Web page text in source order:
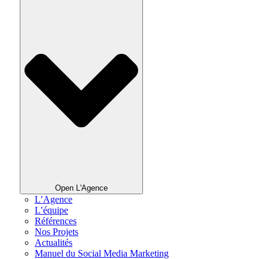
Open L'Agence
L’Agence
L’équipe
Références
Nos Projets
Actualités
Manuel du Social Media Marketing